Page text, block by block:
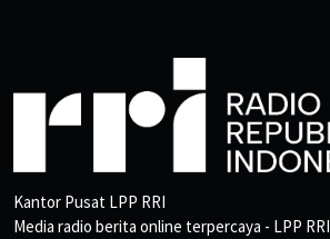
Kantor Pusat LPP RRI
Media radio berita online terpercaya - LPP RRI